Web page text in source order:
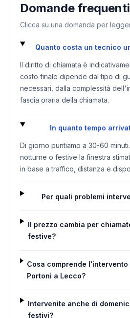
Domande frequenti
Clicca su una domanda per
Quanto costa un tecnico
Il diritto di chiamata è
costo finale dipende dal tipo di
necessari, dalla complessità
fascia oraria della chiamata.
In quanto tempo
Di giorno puntiamo a 30-60
notturne o festive la finestra
in base a traffico, distanza e
Per quali problemi
Il prezzo cambia per
festive?
Cosa comprende l'intervento
Portoni a Lecco?
Intervenite anche di
festivi?